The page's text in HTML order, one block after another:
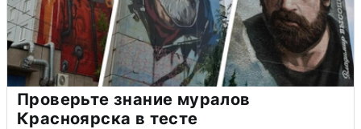
Проверьте знание муралов
Красноярска в тесте